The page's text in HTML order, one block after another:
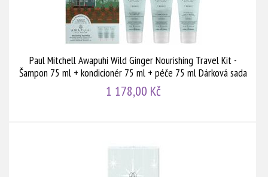
Paul Mitchell Awapuhi Wild Ginger Nourishing Travel Kit -
Šampon 75 ml + kondicionér 75 ml + péče 75 ml Dárková sada
1 178,00 Kč